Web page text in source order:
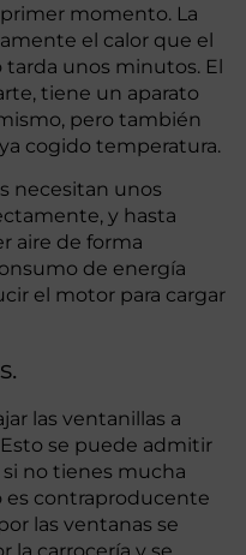
momento. La
el calor que el
unos minutos. El
tiene un aparato
pero también
cogido temperatura.
necesitan unos
y hasta
aire de forma
de energía
el motor para cargar
las ventanillas a
se puede admitir
no tienes mucha
es contraproducente
las ventanas se
la carrocería y se